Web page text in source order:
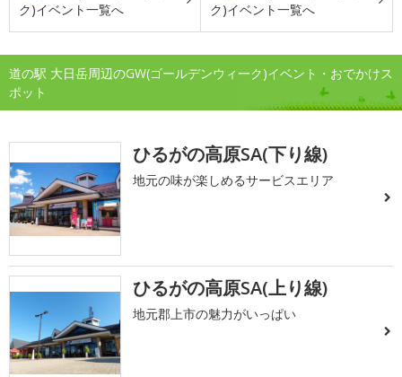
ク)イベント一覧へ
ク)イベント一覧へ
道の駅 大日岳周辺のGW(ゴールデンウィーク)イベント・おでかけス
ポット
ひるがの高原SA(下り線)
地元の味が楽しめるサービスエリア
ひるがの高原SA(上り線)
地元郡上市の魅力がいっぱい